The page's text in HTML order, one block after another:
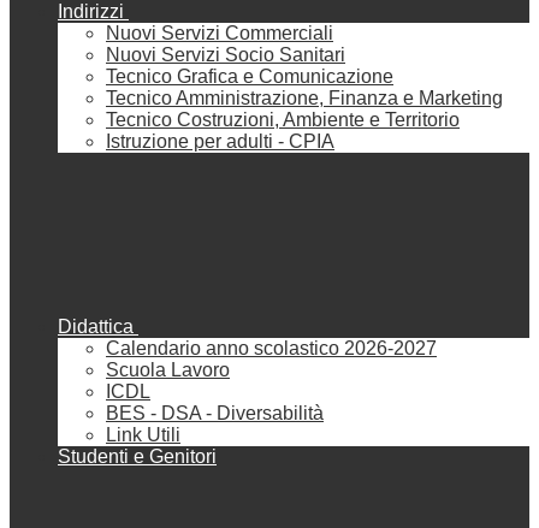
Indirizzi
Nuovi Servizi Commerciali
Nuovi Servizi Socio Sanitari
Tecnico Grafica e Comunicazione
Tecnico Amministrazione, Finanza e Marketing
Tecnico Costruzioni, Ambiente e Territorio
Istruzione per adulti - CPIA
Didattica
Calendario anno scolastico 2026-2027
Scuola Lavoro
ICDL
BES - DSA - Diversabilità
Link Utili
Studenti e Genitori